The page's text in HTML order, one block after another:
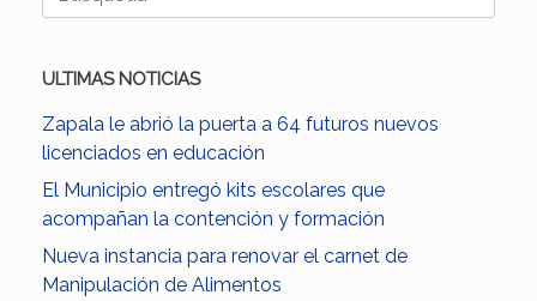
ULTIMAS NOTICIAS
Zapala le abrió la puerta a 64 futuros nuevos
licenciados en educación
El Municipio entregó kits escolares que
acompañan la contención y formación
Nueva instancia para renovar el carnet de
Manipulación de Alimentos